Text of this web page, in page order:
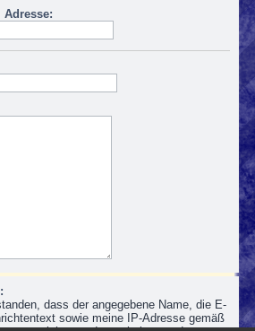
Adresse:
dass der angegebene Name, die E-
sowie meine IP-Adresse gemäß